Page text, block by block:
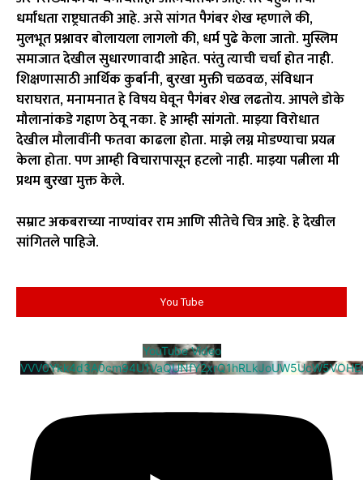
धर्मांधता राष्ट्रघातकी आहे. असे सांगत पैगंबर शेख म्हणाले की,
मुलभूत प्रश्नावर बोलायला लागलो की, धर्म पुढे केला जातो. मुस्लिम
समाजात देखील सुधारणावादी आहेत. परंतु त्याची चर्चा होत नाही.
शिक्षणासाठी आर्थिक कुर्बानी, बुरखा मुक्ती चळवळ, संविधान
घराघरात, मनामनात हे विषय घेवून पैगंबर शेख लढतोय. आपले डोके
मौलानांकडे गहाण ठेवू नका. हे आम्ही सांगतो. माझ्या विरोधात
देखील मौलावींनी फतवा काढला होता. माझे लग्न मोडण्याचा प्रयत्न
केला होता. पण आम्ही विचारापासून हटलो नाही. माझ्या पत्नीला मी
प्रथम बुरखा मुक्त केले.
सम्राट अकबराच्या नाण्यांवर राम आणि सीतेचे चित्र आहे. हे देखील
सांगितले पाहिजे.
You Tube
YouTube Video